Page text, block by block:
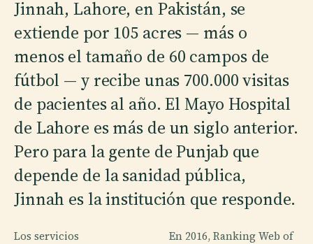
Jinnah, Lahore, en Pakistán, se
extiende por 105 acres — más o
menos el tamaño de 60 campos de
fútbol — y recibe unas 700.000 visitas
de pacientes al año. El Mayo Hospital
de Lahore es más de un siglo anterior.
Pero para la gente de Punjab que
depende de la sanidad pública,
Jinnah es la institución que responde.
Los servicios
En 2016, Ranking Web of